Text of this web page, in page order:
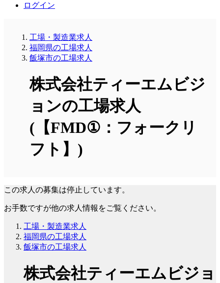
ログイン
工場・製造業求人
福岡県の工場求人
飯塚市の工場求人
株式会社ティーエムビジ
ョンの工場求人
(【FMD①：フォークリ
フト】)
この求人の募集は停止しています。
お手数ですが他の求人情報をご覧ください。
工場・製造業求人
福岡県の工場求人
飯塚市の工場求人
株式会社ティーエムビジョ